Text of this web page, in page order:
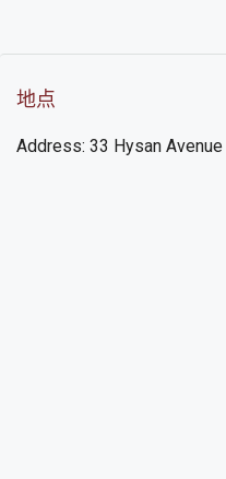
地点
Address: 33 Hysan Avenue